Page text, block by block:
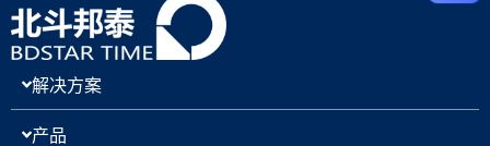
解决方案
产品